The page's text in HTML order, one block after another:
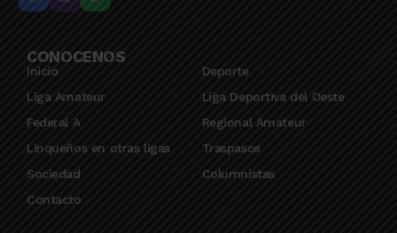
CONOCENOS
Inicio
Deporte
Liga Amateur
Liga Deportiva del Oeste
Federal A
Regional Amateur
Linqueños en otras ligas
Traspasos
Sociedad
Columnistas
Contacto